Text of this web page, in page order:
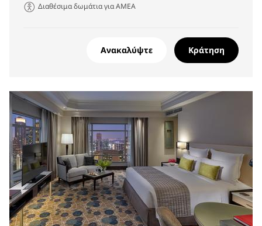
Διαθέσιμα δωμάτια για ΑΜΕΑ
Ανακαλύψτε Κράτηση